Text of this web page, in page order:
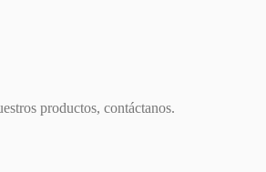
productos, contáctanos.